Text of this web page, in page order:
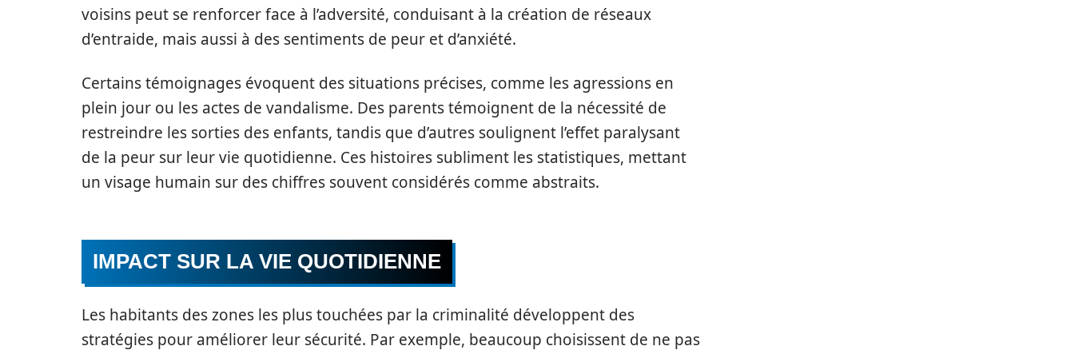
voisins peut se renforcer face à l’adversité, conduisant à la création de réseaux
d’entraide, mais aussi à des sentiments de peur et d’anxiété.
Certains témoignages évoquent des situations précises, comme les agressions en
plein jour ou les actes de vandalisme. Des parents témoignent de la nécessité de
restreindre les sorties des enfants, tandis que d’autres soulignent l’effet paralysant
de la peur sur leur vie quotidienne. Ces histoires subliment les statistiques, mettant
un visage humain sur des chiffres souvent considérés comme abstraits.
IMPACT SUR LA VIE QUOTIDIENNE
Les habitants des zones les plus touchées par la criminalité développent des
stratégies pour améliorer leur sécurité. Par exemple, beaucoup choisissent de ne pas